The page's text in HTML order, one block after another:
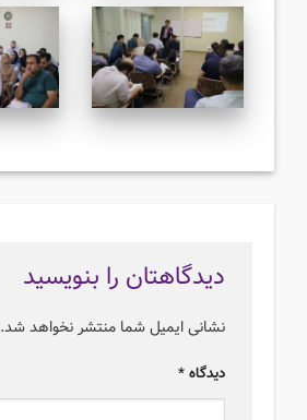
دیدگاهتان را بنویسید
نشانی ایمیل شما منتشر نخواهد شد.
دیدگاه *